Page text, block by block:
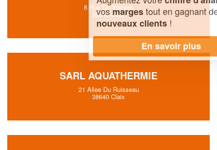
8 Rue Du Vercors
38640 Claix
SARL AQUATHERMIE
21 Allee Du Ruisseau
38640 Claix
margestout en gagnant de
nouveaux clients!
En savoir plus